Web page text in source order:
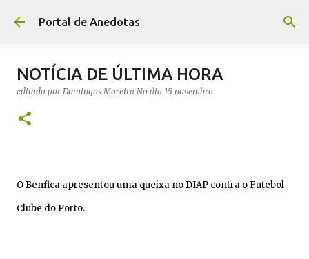
Avançar para o conteúdo principal
Portal de Anedotas
NOTÍCIA DE ÚLTIMA HORA
editada por Domingos Moreira No dia 15 novembro
O Benfica apresentou uma queixa no DIAP contra o Futebol
Clube do Porto.